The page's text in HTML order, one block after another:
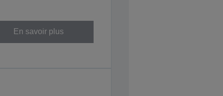
En savoir plus